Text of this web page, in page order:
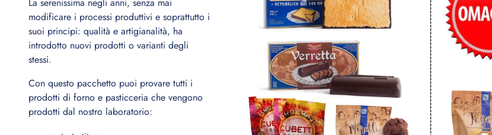
modificare i processi produttivi e soprattutto i
suoi principi: qualità e artigianalità, ha
introdotto nuovi prodotti o varianti degli
stessi.
Con questo pacchetto puoi provare tutti i
prodotti di forno e pasticceria che vengono
prodotti dal nostro laboratorio: